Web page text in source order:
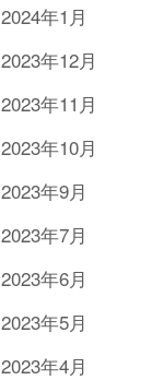
2024年1月
2023年12月
2023年11月
2023年10月
2023年9月
2023年7月
2023年6月
2023年5月
2023年4月